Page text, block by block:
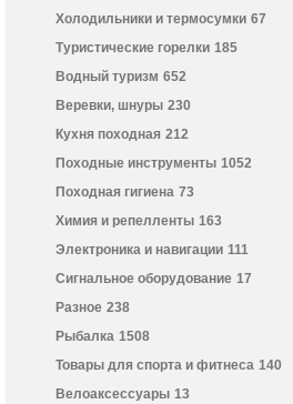
Холодильники и термосумки 67
Туристические горелки 185
Водный туризм 652
Веревки, шнуры 230
Кухня походная 212
Походные инструменты 1052
Походная гигиена 73
Химия и репелленты 163
Электроника и навигации 111
Сигнальное оборудование 17
Разное 238
Рыбалка 1508
Товары для спорта и фитнеса 140
Велоаксессуары 13